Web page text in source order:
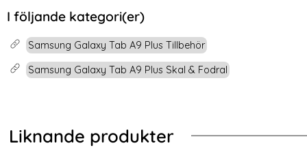
I följande kategori(er)
Samsung Galaxy Tab A9 Plus Tillbehör
Samsung Galaxy Tab A9 Plus Skal & Fodral
Liknande produkter